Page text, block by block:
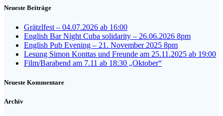
Neueste Beiträge
Grätzlfest – 04.07.2026 ab 16:00
English Bar Night Cuba solidarity – 26.06.2026 8pm
English Pub Evening – 21. November 2025 8pm
Lesung Simon Konttas und Freunde am 25.11.2025 ab 19:00
Film/Barabend am 7.11 ab 18:30 „Oktober“
Neueste Kommentare
Archiv